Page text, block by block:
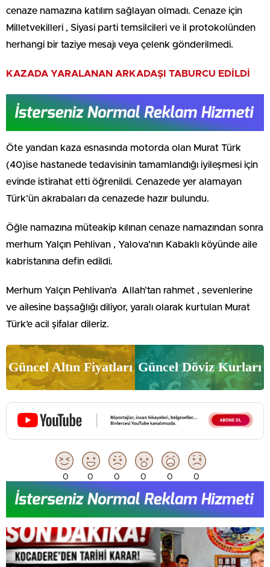
cenaze namazına katılım sağlayan olmadı. Cenaze için
Milletvekilleri , Siyasi parti temsilcileri ve il protokolünden
herhangi bir taziye mesajı veya çelenk gönderilmedi.
KAZADA YARALANAN ARKADAŞI TABURCU EDİLDİ
Öte yandan kaza esnasında motorda olan Murat Türk
(40)ise hastanede tedavisinin tamamlandığı iyileşmesi için
evinde istirahat etti öğrenildi. Cenazede yer alamayan
Türk’ün akrabaları da cenazede hazır bulundu.
Öğle namazına müteakip kılınan cenaze namazından sonra
merhum Yalçın Pehlivan , Yalova’nın Kabaklı köyünde aile
kabristanına defin edildi.
Merhum Yalçın Pehlivan’a Allah’tan rahmet , sevenlerine
ve ailesine başsağlığı diliyor, yaralı olarak kurtulan Murat
Türk’e acil şifalar dileriz.
Güncel Altın Fiyatları Güncel Döviz Kurları
0 0 0 0 0 0